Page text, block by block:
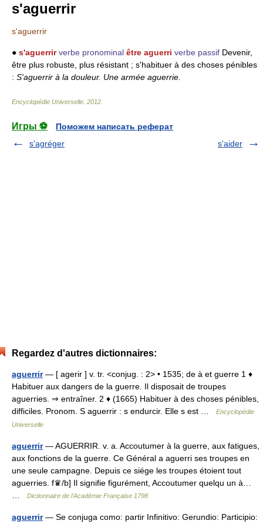
s'aguerrir
s'aguerrir
● s'aguerrir verbe pronominal être aguerri verbe passif Devenir,
être plus robuste, plus résistant ; s'habituer à des choses pénibles
: S'aguerrir à la douleur. Une armée aguerrie.
Encyclopédie Universelle 2012
Игры ⚽
Поможем написать реферат
s'agréger
s'aider
Regardez d'autres dictionnaires:
aguerrir— [ agerir ] v. tr. <conjug. : 2> • 1535; de à et guerre 1 ♦
Habituer aux dangers de la guerre. Il disposait de troupes
aguerries. ⇒ entraîner. 2 ♦ (1665) Habituer à des choses pénibles,
difficiles. Pronom. S aguerrir : s endurcir. Elle s est …
Encyclopédie
Universelle
aguerrir— AGUERRIR. v. a. Accoutumer à la guerre, aux fatigues,
aux fonctions de la guerre. Ce Général a aguerri ses troupes en
une seule campagne. Depuis ce siége les troupes étoient tout
aguerries. f♛/b] Il signifie figurément, Accoutumer quelqu un à…
Dictionnaire de l'Académie Française 1798
aguerrir— Se conjuga como: partir Infinitivo: Gerundio: Participio: